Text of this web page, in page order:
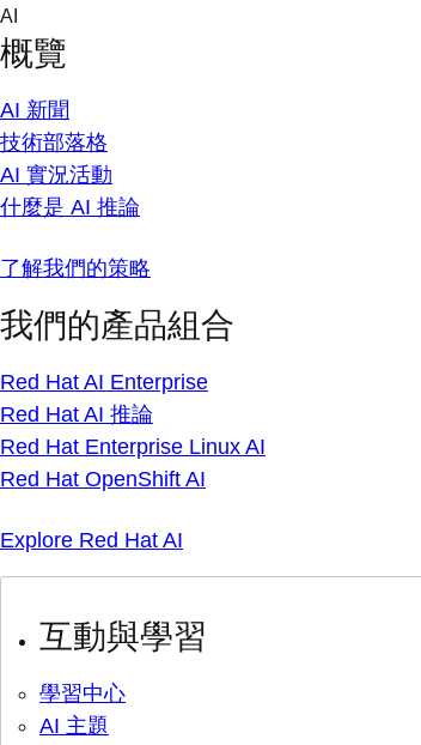
Skip
content
AI
概覽
AI 新聞
技術部落格
AI 實況活動
什麼是 AI 推論
了解我們的策略
我們的產品組合
Red Hat AI Enterprise
Red Hat AI 推論
Red Hat Enterprise Linux AI
Red Hat OpenShift AI
Explore Red Hat AI
互動與學習
學習中心
AI 主題